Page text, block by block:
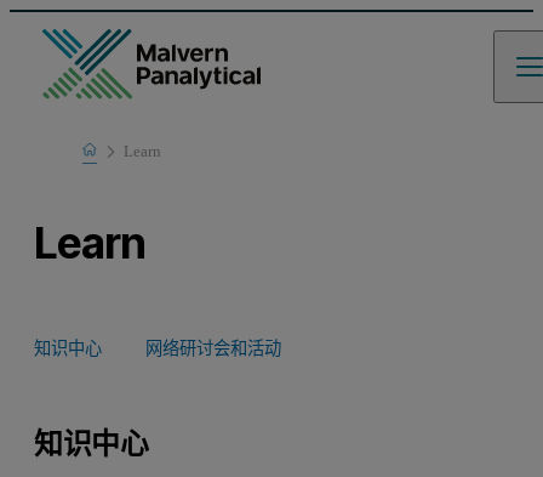
HomeLearn
Learn
知识中心 网络研讨会和活动
知识中心